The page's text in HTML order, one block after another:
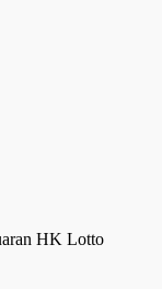
HK Lotto